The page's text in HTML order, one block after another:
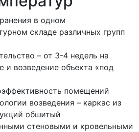
в одном
складе различных групп
– от 3-4 недель на
и возведение объекта «под
помещений
возведения – каркас из
обшитый
стеновыми и кровельными